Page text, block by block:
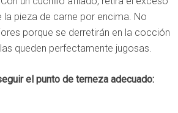
la pieza de carne por encima. No
porque se derretirán en la cocción
queden perfectamente jugosas.
el punto de terneza adecuado: